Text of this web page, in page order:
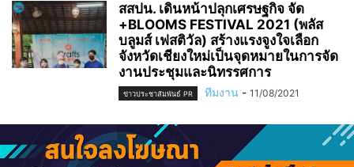
สสปน. เดินหน้าปลุกเศรษฐกิจ จัด
+BLOOMS FESTIVAL 2021 (พลัส
บลูมส์ เฟสติวัล) สร้างแรงจูงใจเลือก
จังหวัดเชียงใหม่เป็นจุดหมายในการจัด
งานประชุมและนิทรรศการ
ข่าวประชาสัมพันธ์ PR ทีมงาน - 11/08/2021